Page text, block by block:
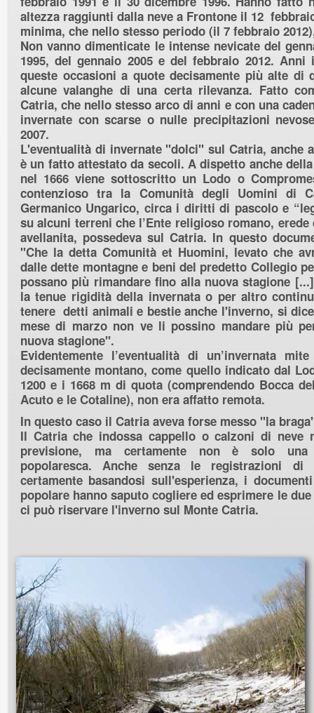
altezza raggiunti dalla neve a Frontone il 12
minima, che nello stesso periodo (il 7 febbraio
Non vanno dimenticate le intense nevicate del
1995, del gennaio 2005 e del febbraio 2012.
queste occasioni a quote decisamente più alte di
alcune valanghe di una certa rilevanza. Fatto
Catria, che nello stesso arco di anni e con una
invernate con scarse o nulle precipitazioni
2007.
L'eventualità di invernate "dolci" sul Catria, anche
è un fatto attestato da secoli. A dispetto anche
nel 1666 viene sottoscritto un Lodo o
contenzioso tra la Comunità degli Uomini di
Germanico Ungarico, circa i diritti di pascolo e
su alcuni terreni che l’Ente religioso romano,
avellanita, possedeva sul Catria. In questo
"Che la detta Comunità et Huomini, levato che
dalle dette montagne e beni del predetto Collegio
possano più rimandare fino alla nuova stagione
la tenue rigidità della invernatao per altro
tenere detti animali e bestie anche l'inverno, si
mese di marzo non ve li possino mandare più
nuova stagione".
Evidentemente l’eventualità di un’invernata
decisamente montano, come quello indicato dal
1200 e i 1668 m di quota (comprendendo Bocca
Acuto e le Cotaline), non era affatto remota.
In questo caso il Catria aveva forse messo "la
Il Catria che indossa cappello o calzoni di neve
previsione, ma certamente non è solo una
popolaresca. Anche senza le registrazioni
certamente basandosi sull'esperienza, i
popolare hanno saputo cogliere ed esprimere le
ci può riservare l'inverno sul Monte Catria.